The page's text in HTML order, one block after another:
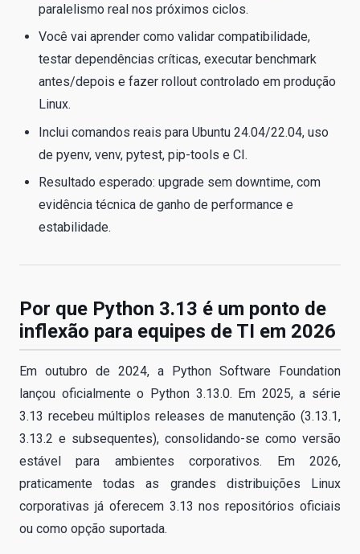
paralelismo real nos próximos ciclos.
Você vai aprender como validar compatibilidade,
testar dependências críticas, executar benchmark
antes/depois e fazer rollout controlado em produção
Linux.
Inclui comandos reais para Ubuntu 24.04/22.04, uso
de pyenv, venv, pytest, pip-tools e CI.
Resultado esperado: upgrade sem downtime, com
evidência técnica de ganho de performance e
estabilidade.
Por que Python 3.13 é um ponto de
inflexão para equipes de TI em 2026
Em outubro de 2024, a Python Software Foundation
lançou oficialmente o Python 3.13.0. Em 2025, a série
3.13 recebeu múltiplos releases de manutenção (3.13.1,
3.13.2 e subsequentes), consolidando-se como versão
estável para ambientes corporativos. Em 2026,
praticamente todas as grandes distribuições Linux
corporativas já oferecem 3.13 nos repositórios oficiais
ou como opção suportada.